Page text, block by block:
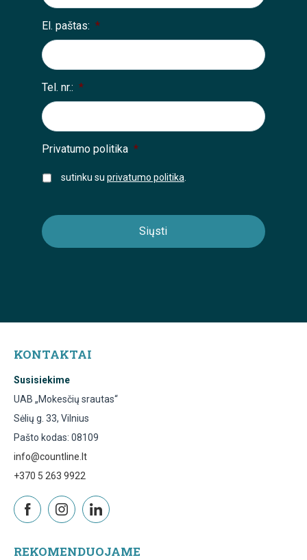
El. paštas: *
Tel. nr.: *
Privatumo politika *
sutinku su privatumo politika
KONTAKTAI
Susisiekime
UAB „Mokesčių srautas“
Sėlių g. 33, Vilnius
Pašto kodas: 08109
info@countline.lt
+370 5 263 9922
REKOMENDUOJAME